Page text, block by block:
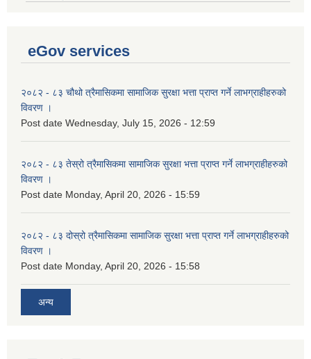
eGov services
२०८२ - ८३ चौथो त्रैमासिकमा सामाजिक सुरक्षा भत्ता प्राप्त गर्ने लाभग्राहीहरुको
विवरण ।
Post date Wednesday, July 15, 2026 - 12:59
२०८२ - ८३ तेस्रो त्रैमासिकमा सामाजिक सुरक्षा भत्ता प्राप्त गर्ने लाभग्राहीहरुको
विवरण ।
Post date Monday, April 20, 2026 - 15:59
२०८२ - ८३ दोस्रो त्रैमासिकमा सामाजिक सुरक्षा भत्ता प्राप्त गर्ने लाभग्राहीहरुको
विवरण ।
Post date Monday, April 20, 2026 - 15:58
अन्य